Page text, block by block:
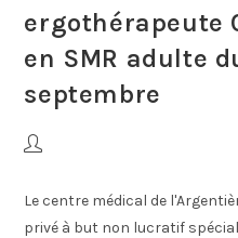
ergothérapeute
en SMR adulte
septembre
Le centre médical de
privé à but non lucratif